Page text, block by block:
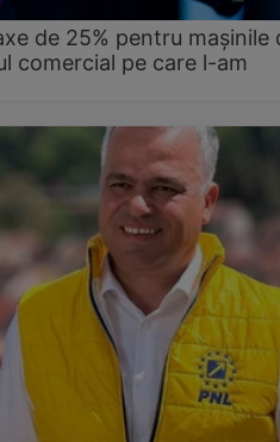
de 25% pentru mașinile
comercial pe care l-am